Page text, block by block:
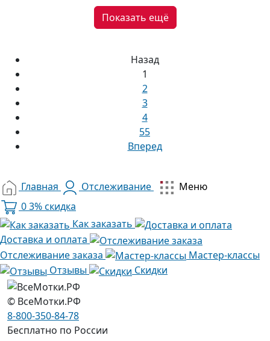
Показать ещё
Назад
1
2
3
4
55
Вперед
Главная Отслеживание
Меню
03% скидка
Как заказать
Доставка и оплата
Отслеживание заказа
Мастер-классы
Отзывы
Скидки
© ВсеМотки.РФ
8-800-350-84-78
Бесплатно по России